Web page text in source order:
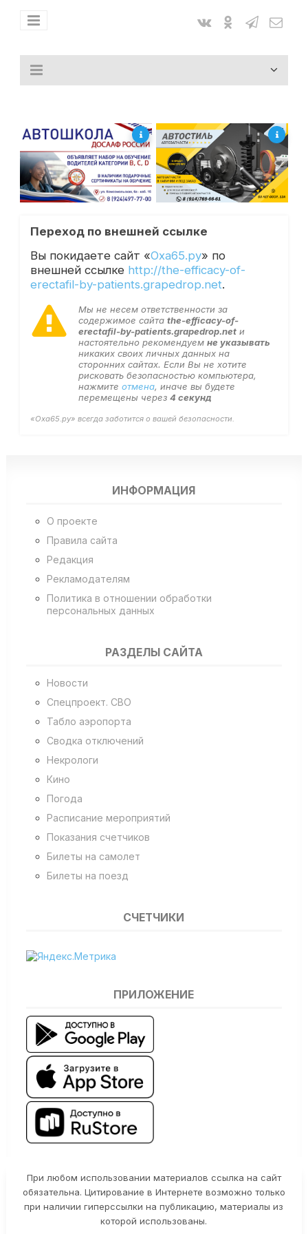
Переход по внешней ссылке
Вы покидаете сайт «Оха65.ру» по
внешней ссылке http://the-efficacy-of-
erectafil-by-patients.grapedrop.net.
Мы не несем ответственности за
содержимое сайта the-efficacy-of-
erectafil-by-patients.grapedrop.netи
настоятельно рекомендуем не указывать
никаких своих личных данных на
сторонних сайтах. Если Вы не хотите
рисковать безопасностью компьютера,
нажмите отмена, иначе вы будете
перемещены через 4 секунд
«Оха65.ру» всегда заботится о вашей безопасности.
ИНФОРМАЦИЯ
О проекте
Правила сайта
Редакция
Рекламодателям
Политика в отношении обработки
персональных данных
РАЗДЕЛЫ САЙТА
Новости
Спецпроект. СВО
Табло аэропорта
Сводка отключений
Некрологи
Кино
Погода
Расписание мероприятий
Показания счетчиков
Билеты на самолет
Билеты на поезд
СЧЕТЧИКИ
ПРИЛОЖЕНИЕ
При любом использовании материалов ссылка на сайт
обязательна. Цитирование в Интернете возможно только
при наличии гиперссылки на публикацию, материалы из
которой использованы.